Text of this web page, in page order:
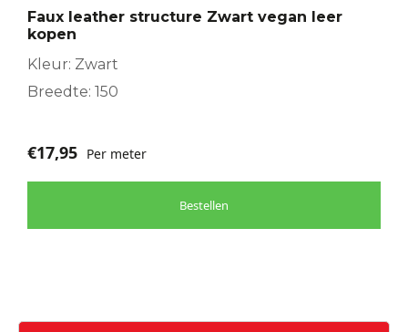
Faux leather structure Zwart vegan leer
kopen
Kleur: Zwart
Breedte: 150
€17,95 Per meter
Bestellen